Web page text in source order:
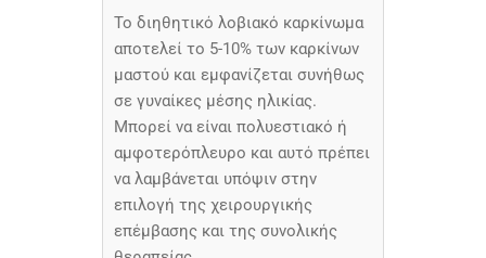
Το διηθητικό λοβιακό καρκίνωμα
αποτελεί το 5-10% των καρκίνων
μαστού και εμφανίζεται συνήθως
σε γυναίκες μέσης ηλικίας.
Μπορεί να είναι πολυεστιακό ή
αμφοτερόπλευρο και αυτό πρέπει
να λαμβάνεται υπόψιν στην
επιλογή της χειρουργικής
επέμβασης και της συνολικής